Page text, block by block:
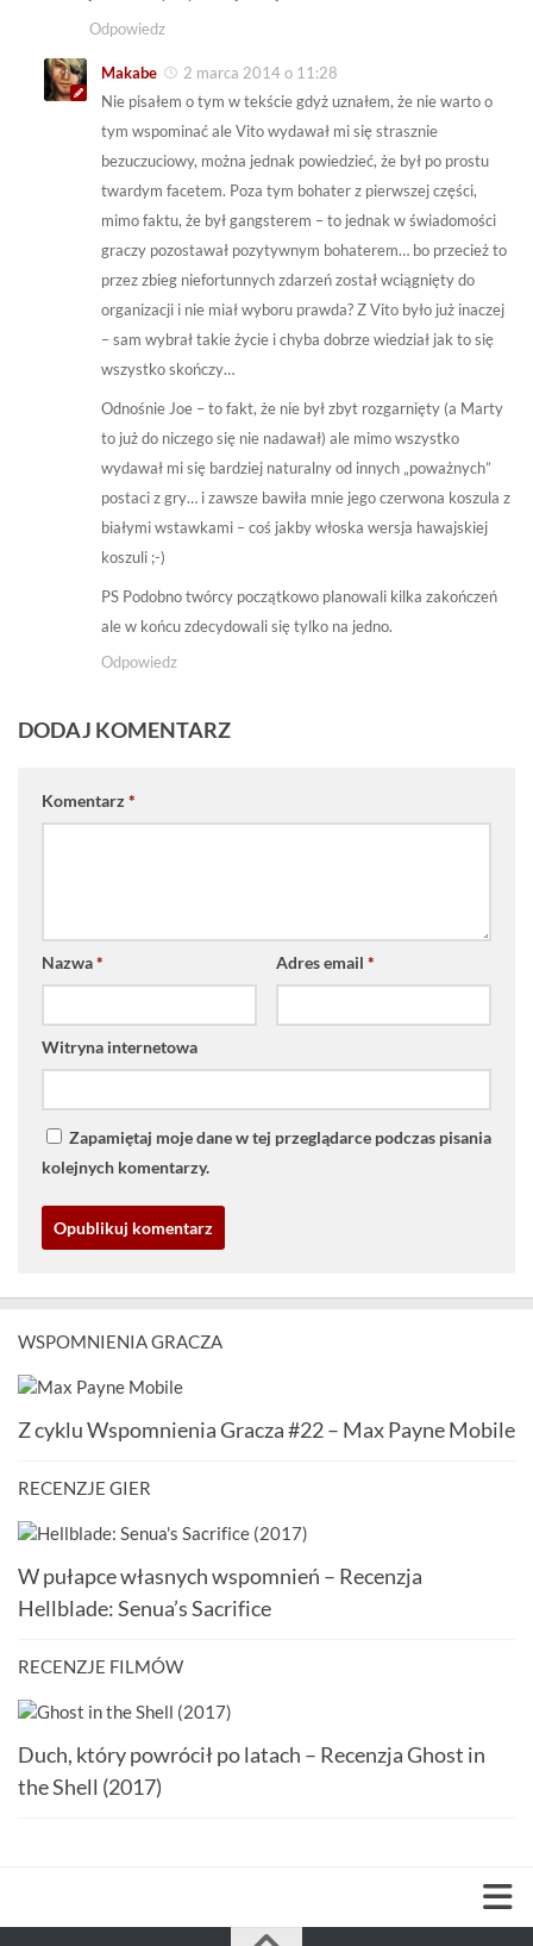
Odpowiedz
Makabe
2 marca 2014 o 11:28
Nie pisałem o tym w tekście gdyż uznałem, że nie warto o
tym wspominać ale Vito wydawał mi się strasznie
bezuczuciowy, można jednak powiedzieć, że był po prostu
twardym facetem. Poza tym bohater z pierwszej części,
mimo faktu, że był gangsterem – to jednak w świadomości
graczy pozostawał pozytywnym bohaterem… bo przecież to
przez zbieg niefortunnych zdarzeń został wciągnięty do
organizacji i nie miał wyboru prawda? Z Vito było już inaczej
– sam wybrał takie życie i chyba dobrze wiedział jak to się
wszystko skończy…
Odnośnie Joe – to fakt, że nie był zbyt rozgarnięty (a Marty
to już do niczego się nie nadawał) ale mimo wszystko
wydawał mi się bardziej naturalny od innych „poważnych”
postaci z gry… i zawsze bawiła mnie jego czerwona koszula z
białymi wstawkami – coś jakby włoska wersja hawajskiej
koszuli ;-)
PS Podobno twórcy początkowo planowali kilka zakończeń
ale w końcu zdecydowali się tylko na jedno.
Odpowiedz
DODAJ KOMENTARZ
Komentarz *
Nazwa* Adres email *
Witryna internetowa
Zapamiętaj moje dane w tej przeglądarce podczas pisania
kolejnych komentarzy.
WSPOMNIENIA GRACZA
Z cyklu Wspomnienia Gracza #22 – Max Payne Mobile
RECENZJE GIER
W pułapce własnych wspomnień – Recenzja
Hellblade: Senua’s Sacrifice
RECENZJE FILMÓW
Duch, który powrócił po latach – Recenzja Ghost in
the Shell (2017)